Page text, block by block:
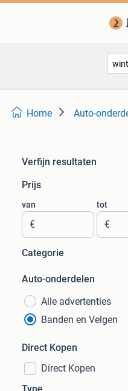
Home Auto-
Verfijn resultaten
Prijs
van
€
tot
€
Categorie
Auto-onderdelen
Alle advertenties
Banden en Velgen
Direct Kopen
Direct Kopen